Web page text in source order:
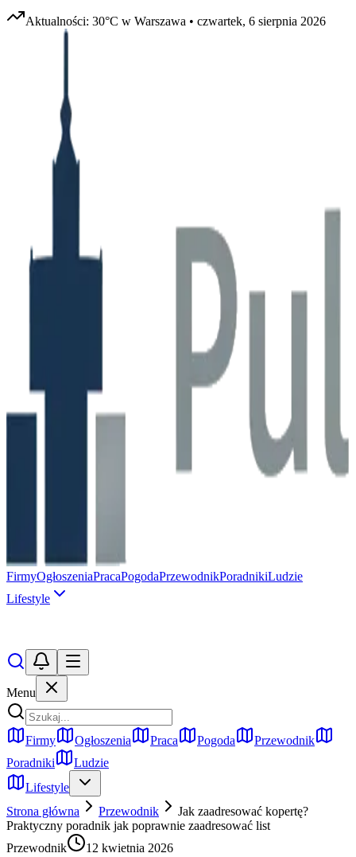
Aktualności: 30°C w Warszawa • czwartek, 6 sierpnia 2026
FirmyOgłoszeniaPracaPogodaPrzewodnikPoradnikiLudzie
Lifestyle
Menu
Firmy Ogłoszenia Praca Pogoda
Przewodnik
Poradniki
Ludzie
Lifestyle
Strona główna
Przewodnik
Jak zaadresować kopertę?
Praktyczny poradnik jak poprawnie zaadresować list
Przewodnik
12 kwietnia 2026